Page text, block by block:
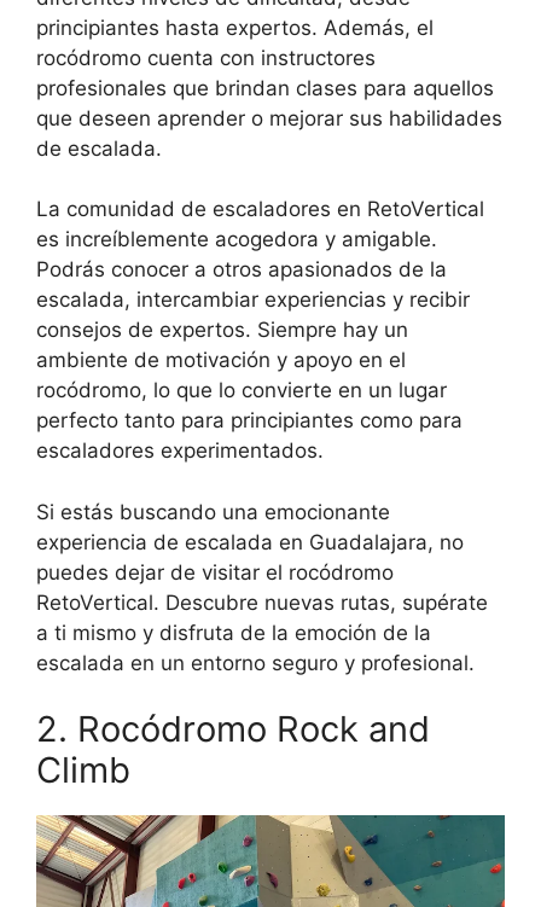
principiantes hasta expertos. Además, el
rocódromo cuenta con instructores
profesionales que brindan clases para aquellos
que deseen aprender o mejorar sus habilidades
de escalada.
La comunidad de escaladores en RetoVertical
es increíblemente acogedora y amigable.
Podrás conocer a otros apasionados de la
escalada, intercambiar experiencias y recibir
consejos de expertos. Siempre hay un
ambiente de motivación y apoyo en el
rocódromo, lo que lo convierte en un lugar
perfecto tanto para principiantes como para
escaladores experimentados.
Si estás buscando una emocionante
experiencia de escalada en Guadalajara, no
puedes dejar de visitar el rocódromo
RetoVertical. Descubre nuevas rutas, supérate
a ti mismo y disfruta de la emoción de la
escalada en un entorno seguro y profesional.
2. Rocódromo Rock and
Climb